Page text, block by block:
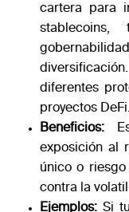
cartera para
diferentes
proyectos DeFi.
Beneficios:
exposición al
único o
contra la
Ejemplos: Si